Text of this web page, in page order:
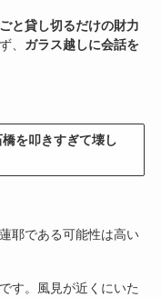
と貸し切るだけの財力
、 ガラス越しに会話を
を叩きすぎて壊し
耶である可能性は高い
す。風見が近くにいた